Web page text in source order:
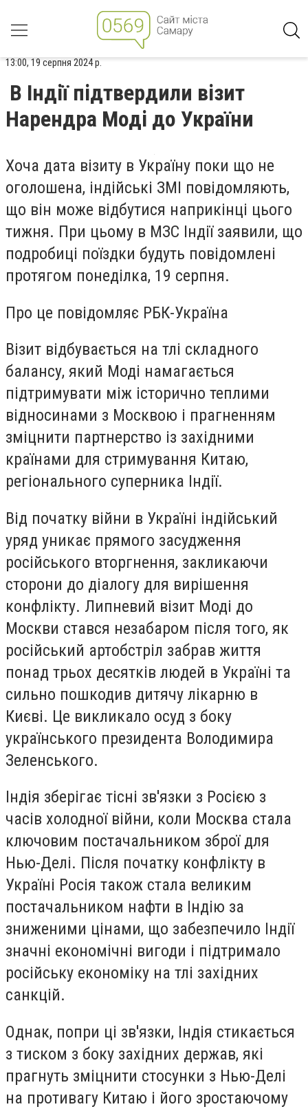
13:00, 19 серпня 2024 р.
В Індії підтвердили візит
Нарендра Моді до України
Хоча дата візиту в Україну поки що не
оголошена, індійські ЗМІ повідомляють,
що він може відбутися наприкінці цього
тижня. При цьому в МЗС Індії заявили, що
подробиці поїздки будуть повідомлені
протягом понеділка, 19 серпня.
Про це повідомляє РБК-Україна
Візит відбувається на тлі складного
балансу, який Моді намагається
підтримувати між історично теплими
відносинами з Москвою і прагненням
зміцнити партнерство із західними
країнами для стримування Китаю,
регіонального суперника Індії.
Від початку війни в Україні індійський
уряд уникає прямого засудження
російського вторгнення, закликаючи
сторони до діалогу для вирішення
конфлікту. Липневий візит Моді до
Москви стався незабаром після того, як
російський артобстріл забрав життя
понад трьох десятків людей в Україні та
сильно пошкодив дитячу лікарню в
Києві. Це викликало осуд з боку
українського президента Володимира
Зеленського.
Індія зберігає тісні зв'язки з Росією з
часів холодної війни, коли Москва стала
ключовим постачальником зброї для
Нью-Делі. Після початку конфлікту в
Україні Росія також стала великим
постачальником нафти в Індію за
зниженими цінами, що забезпечило Індії
значні економічні вигоди і підтримало
російську економіку на тлі західних
санкцій.
Однак, попри ці зв'язки, Індія стикається
з тиском з боку західних держав, які
прагнуть зміцнити стосунки з Нью-Делі
на противагу Китаю і його зростаючому